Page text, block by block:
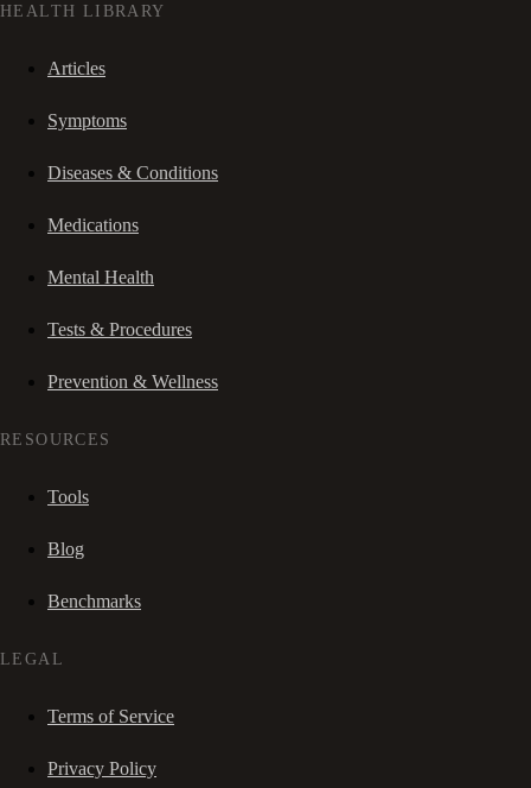
HEALTH LIBRARY
Articles
Symptoms
Diseases & Conditions
Medications
Mental Health
Tests & Procedures
Prevention & Wellness
RESOURCES
Tools
Blog
Benchmarks
LEGAL
Terms of Service
Privacy Policy